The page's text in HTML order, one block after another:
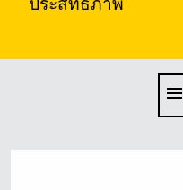
เกาหลี (KR)
ประสิทธิภาพ